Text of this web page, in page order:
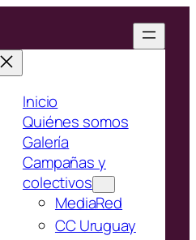
Inicio
Quiénes somos
Galería
Campañas y
colectivos
MediaRed
CC Uruguay